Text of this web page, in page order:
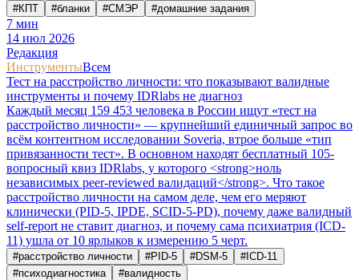
#КПТ #бланки #СМЭР #домашние задания
7 мин
14 июл 2026
Редакция
ИнструментыВсем
Тест на расстройство личности: что показывают валидные
инструменты и почему IDRlabs не диагноз
Каждый месяц 159 453 человека в России ищут «тест на
расстройство личности» — крупнейший единичный запрос во
всём контентном исследовании Soveria, втрое больше «тип
привязанности тест». В основном находят бесплатный 105-
вопросный квиз IDRlabs, у которого <strong>ноль
независимых peer-reviewed валидаций</strong>. Что такое
расстройство личности на самом деле, чем его меряют
клинически (PID-5, IPDE, SCID-5-PD), почему даже валидный
self-report не ставит диагноз, и почему сама психиатрия (ICD-
11) ушла от 10 ярлыков к измерению 5 черт.
#расстройство личности #PID-5 #DSM-5 #ICD-11
#психодиагностика #валидность